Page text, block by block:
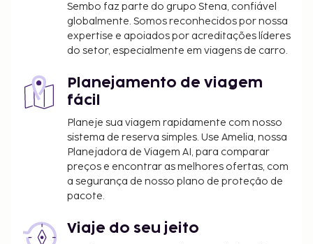
Sembo faz parte do grupo Stena, confiável
globalmente. Somos reconhecidos por nossa
expertise e apoiados por acreditações líderes
do setor, especialmente em viagens de carro.
Planejamento de viagem
fácil
Planeje sua viagem rapidamente com nosso
sistema de reserva simples. Use Amelia, nossa
Planejadora de Viagem AI, para comparar
preços e encontrar as melhores ofertas, com
a segurança de nosso plano de proteção de
pacote.
Viaje do seu jeito